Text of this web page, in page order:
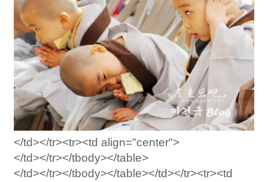
</td></tr><tr><td align="center">
</td></tr></tbody></table>
</td></tr></tbody></table></td></tr><tr><td